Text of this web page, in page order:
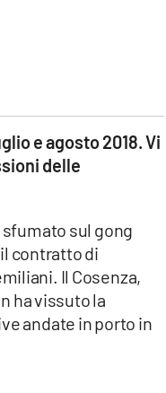
e agosto 2018. Vi
delle
sul gong
contratto di
Il Cosenza,
ha vissuto la
andate in porto in